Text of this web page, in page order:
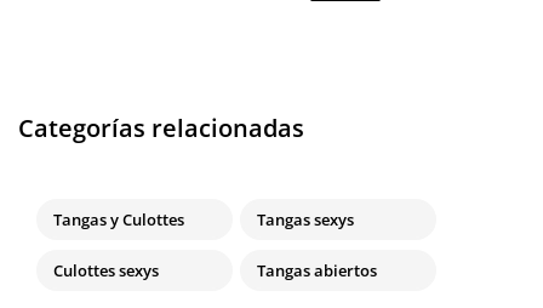
Categorías relacionadas
Tangas y Culottes Tangas sexys
Culottes sexys Tangas abiertos